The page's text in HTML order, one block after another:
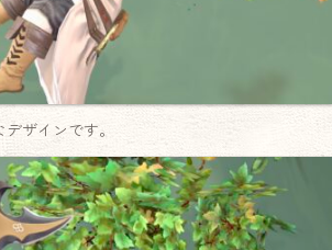
ザインです。